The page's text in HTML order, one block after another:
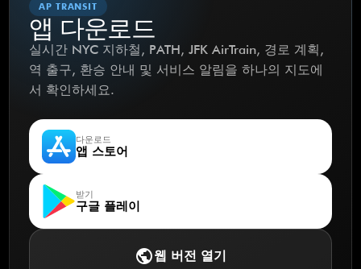
AP TRANSIT
앱 다운로드
실시간 NYC 지하철, PATH, JFK AirTrain, 경로 계획,
역 출구, 환승 안내 및 서비스 알림을 하나의 지도에
서 확인하세요.
다운로드
앱 스토어
받기
구글 플레이
public웹 버전 열기